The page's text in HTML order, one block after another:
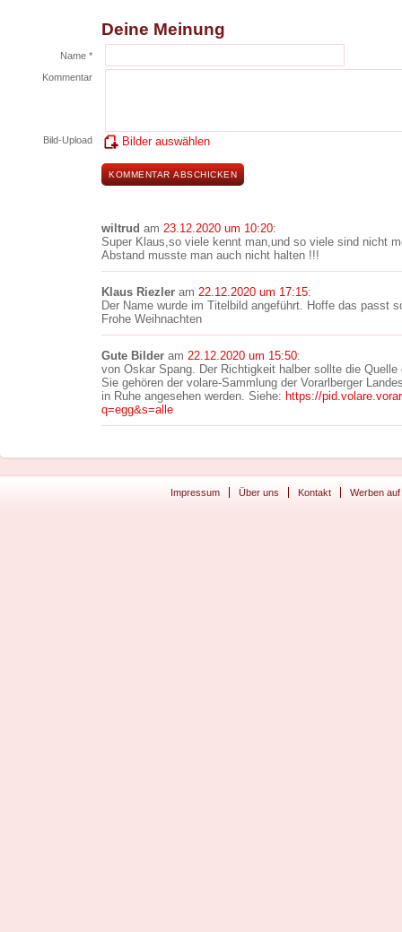
Deine Meinung
Name *
Kommentar
Bild-Upload Bilder auswählen
wiltrud am 23.12.2020 um 10:20:
Super Klaus,so viele kennt man,und so viele sind nicht
Abstand musste man auch nicht halten !!!
Klaus Riezler am 22.12.2020 um 17:15:
Der Name wurde im Titelbild angeführt. Hoffe das passt
Frohe Weihnachten
Gute Bilder am 22.12.2020 um 15:50:
von Oskar Spang. Der Richtigkeit halber sollte die
Sie gehören der volare-Sammlung der Vorarlberger
in Ruhe angesehen werden. Siehe: https://
q=egg&s=alle
Impressum Über uns Kontakt Werben